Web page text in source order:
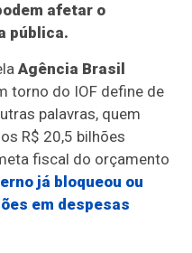
afetar o
pública.
Agência Brasil
torno do IOF define de
palavras, quem
R$ 20,5 bilhões
fiscal do orçamento
já bloqueou ou
em despesas